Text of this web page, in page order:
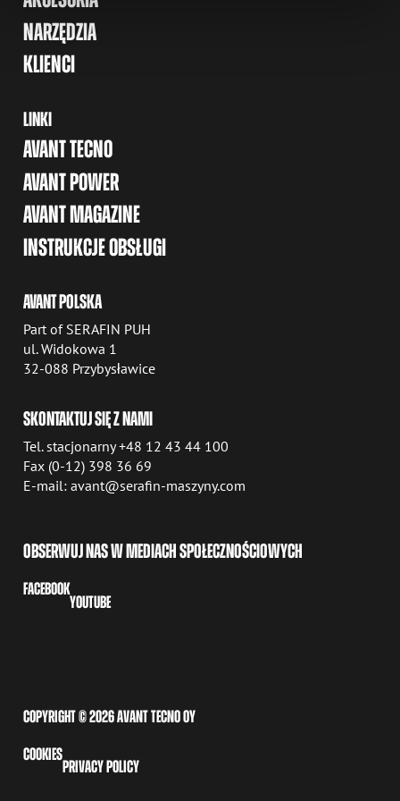
NARZĘDZIA
KLIENCI
LINKI
AVANT TECNO
AVANT POWER
AVANT MAGAZINE
INSTRUKCJE OBSŁUGI
AVANT POLSKA
Part of SERAFIN PUH
ul. Widokowa 1
32-088 Przybysławice
SKONTAKTUJ SIĘ Z NAMI
Tel. stacjonarny +48 12 43 44 100
Fax (0-12) 398 36 69
E-mail: avant@serafin-maszyny.com
OBSERWUJ NAS W MEDIACH SPOŁECZNOŚCIOWYCH
FACEBOOK
YOUTUBE
COPYRIGHT © 2026 AVANT TECNO OY
COOKIES
PRIVACY POLICY